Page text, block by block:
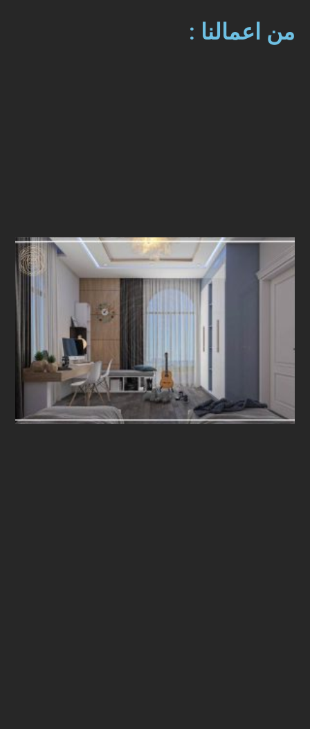
من اعمالنا :